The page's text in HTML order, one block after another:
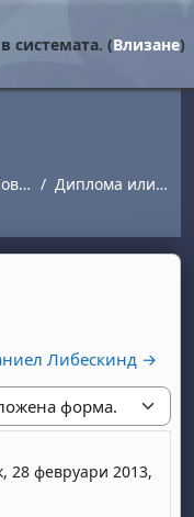
системата. (Влизане)
Новини Диплома или смърт
Либескинд →
28 февруари 2013,